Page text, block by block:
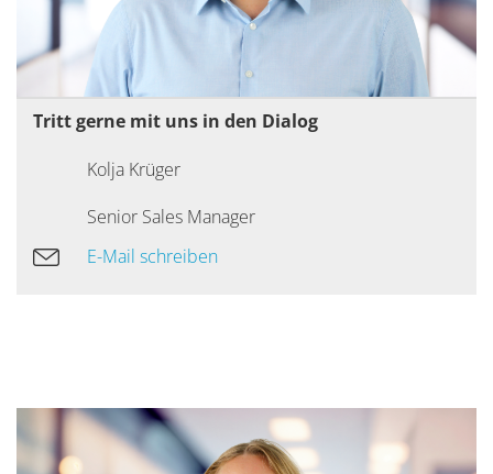
Tritt gerne mit uns in den Dialog
Kolja Krüger
Senior Sales Manager
E-Mail schreiben